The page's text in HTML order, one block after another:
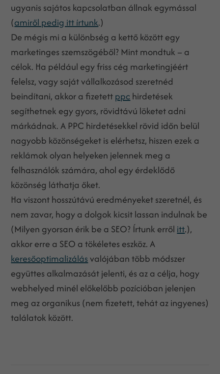
ugyanis sajátos kapcsolatban állnak egymással
(amiről pedig itt írtunk.)
De mégis mi a különbség a kettő között egy
marketinges szemszögéből? Mint mondtuk – a
célok. Ha például egy friss cég marketingjéért
felelsz, vagy saját vállalkozásod szeretnéd
beindítani, akkor a fizetettppc hirdetések
segíthetnek egy gyors, rövidtávú löketet adni
márkádnak. A PPC hirdetésekkel rövid időn belül
nagyobb közönségeket is elérhetsz, hiszen ezek a
reklámok olyan helyeken jelennek meg a
felhasználók számára, ahol egy érdeklődő
közönség láthatja őket.
Ha viszont hosszútávú eredményeket szeretnél, és
nem zavar, hogy a dolgok kicsit lassan indulnak be
(Milyen gyorsan érik be a SEO? Írtunk erről itt.),
akkor erre a SEO a tökéletes eszköz. A
keresőoptimalizálásvalójában több módszer
együttes alkalmazását jelenti, és az a célja, hogy
webhelyed minél előkelőbb pozícióban jelenjen
meg az organikus (nem fizetett, tehát az ingyenes)
találatok között.